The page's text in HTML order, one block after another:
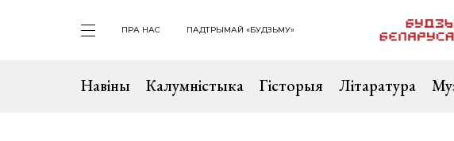
ПРА НАС ПАДТРЫМАЙ «БУДЗЬМУ»
Навіны Калумністыка Гісторыя Літаратура